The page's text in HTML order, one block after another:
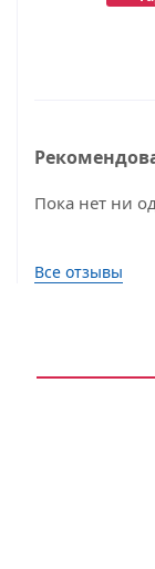
Пока нет ни
Все отзывы